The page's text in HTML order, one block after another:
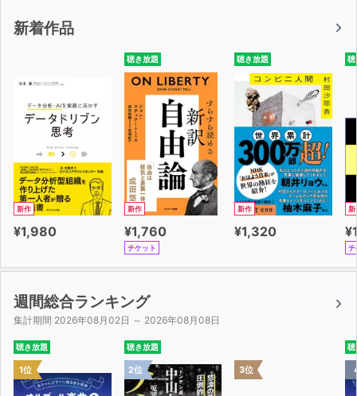
新着作品
新作
¥1,980
聴き放題
新作
¥1,760
チケット
聴き放題
新作
¥1,320
聴
新
チ
週間総合ランキング
集計期間 2026年08月02日 ～ 2026年08月08日
聴き放題
1位
聴き放題
2位 3位
聴